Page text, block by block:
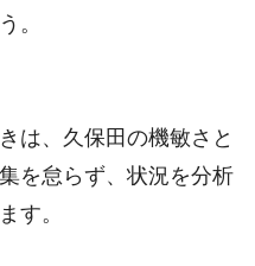
。
は、久保田の機敏さと
を怠らず、状況を分析
す。